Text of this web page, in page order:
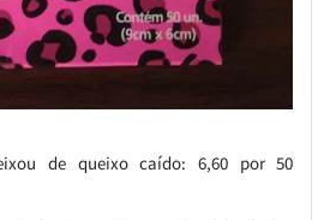
de queixo caído: 6,60 por 50